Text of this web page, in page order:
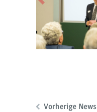
Vorherige News